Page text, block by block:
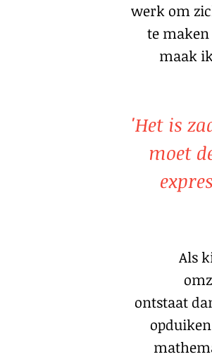
werk om
te
maak
'Het is
moet
Als
ontstaat